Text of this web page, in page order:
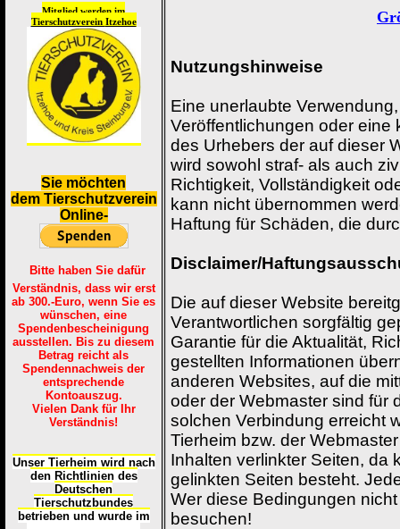
Mitglied werden im
Tierschutzverein Itzehoe
Sie möchten
dem Tierschutzverein
Online-
Bitte haben Sie dafür
Verständnis, dass wir erst
ab 300.-Euro, wenn Sie es
wünschen, eine
Spendenbescheinigung
ausstellen. Bis zu diesem
Betrag reicht als
Spendennachweis der
entsprechende
Kontoauszug.
Vielen Dank für Ihr
Verständnis!
Unser Tierheim wird nach
den Richtlinien des
Deutschen
Tierschutzbundes
betrieben und wurde im
Nutzungshinweise
Eine unerlaubte
Veröffentlichungen oder
des Urhebers der auf dieser
wird sowohl straf- als auch
Richtigkeit, Vollständigkeit
kann nicht übernommen
Haftung für Schäden, die
Disclaimer/
Die auf dieser Website
Verantwortlichen sorgfältig
Garantie für die Aktualität,
gestellten Informationen
anderen Websites, auf die
oder der Webmaster sind für
solchen Verbindung erreicht
Tierheim bzw. der
Inhalten verlinkter Seiten, da
gelinkten Seiten besteht.
Wer diese Bedingungen
besuchen!